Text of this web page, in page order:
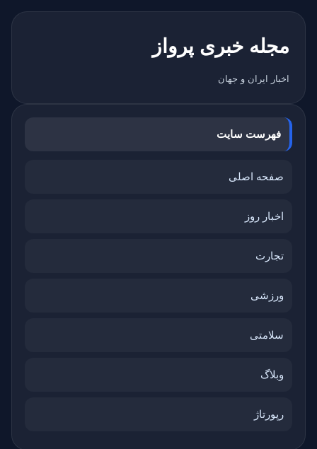
مجله خبری پرواز
اخبار ایران و جهان
فهرست سایت
صفحه اصلی
اخبار روز
تجارت
ورزشی
سلامتی
وبلاگ
رپورتاژ